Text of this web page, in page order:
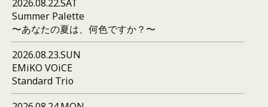
2026.08.22.SAT
Summer Palette
〜あなたの夏は、何色ですか？〜
2026.08.23.SUN
EMiKO VOiCE
Standard Trio